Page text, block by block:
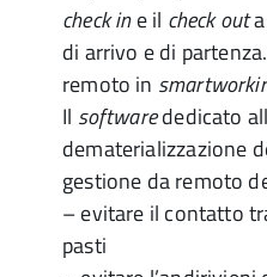
check ine il check outa
di arrivo e di
remoto in
Il softwarededicato
dematerializzazione
gestione da remoto
– evitare il contatto
pasti